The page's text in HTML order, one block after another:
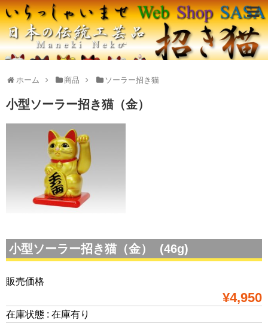
ホーム 商品 ソーラー招き猫
小型ソーラー招き猫（金）
小型ソーラー招き猫（金） (46g)
販売価格
¥4,950
在庫状態 : 在庫有り